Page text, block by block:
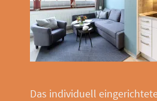
Das individuell